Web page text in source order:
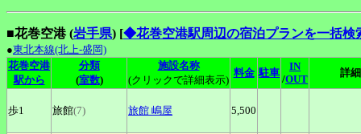
■花巻空港 (岩手県) [◆花巻空港駅周辺の宿泊プランを一括検
●東北本線(北上-盛岡)
花巻空港
駅から
分類
(室数)
施設名称
(クリックで詳細表示)
料金 駐車
IN
/OUT
詳
歩1 旅館(7) 旅館 嶋屋 5,500